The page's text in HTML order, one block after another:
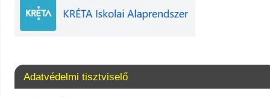
Adatvédelmi tisztviselő